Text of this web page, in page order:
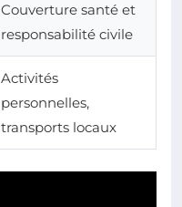
Couverture santé et
responsabilité civile
Activités
personnelles,
transports locaux